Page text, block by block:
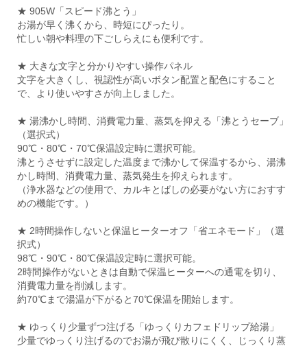
★ 905W「スピード沸とう」
お湯が早く沸くから、時短にぴったり。
忙しい朝や料理の下ごしらえにも便利です。
★ 大きな文字と分かりやすい操作パネル
文字を大きくし、視認性が高いボタン配置と配色にすること
で、より使いやすさが向上しました。
★ 湯沸かし時間、消費電力量、蒸気を抑える「沸とうセーブ」
（選択式）
90℃・80℃・70℃保温設定時に選択可能。
沸とうさせずに設定した温度まで沸かして保温するから、湯沸
かし時間、消費電力量、蒸気発生を抑えられます。
（浄水器などの使用で、カルキとばしの必要がない方におすす
めの機能です。）
★ 2時間操作しないと保温ヒーターオフ「省エネモード」（選
択式）
98℃・90℃・80℃保温設定時に選択可能。
2時間操作がないときは自動で保温ヒーターへの通電を切り、
消費電力量を削減します。
約70℃まで湯温が下がると70℃保温を開始します。
★ ゆっくり少量ずつ注げる「ゆっくりカフェドリップ給湯」
少量でゆっくり注げるのでお湯が飛び散りにくく、じっくり蒸